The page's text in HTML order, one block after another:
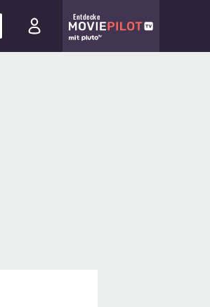
Entdecke